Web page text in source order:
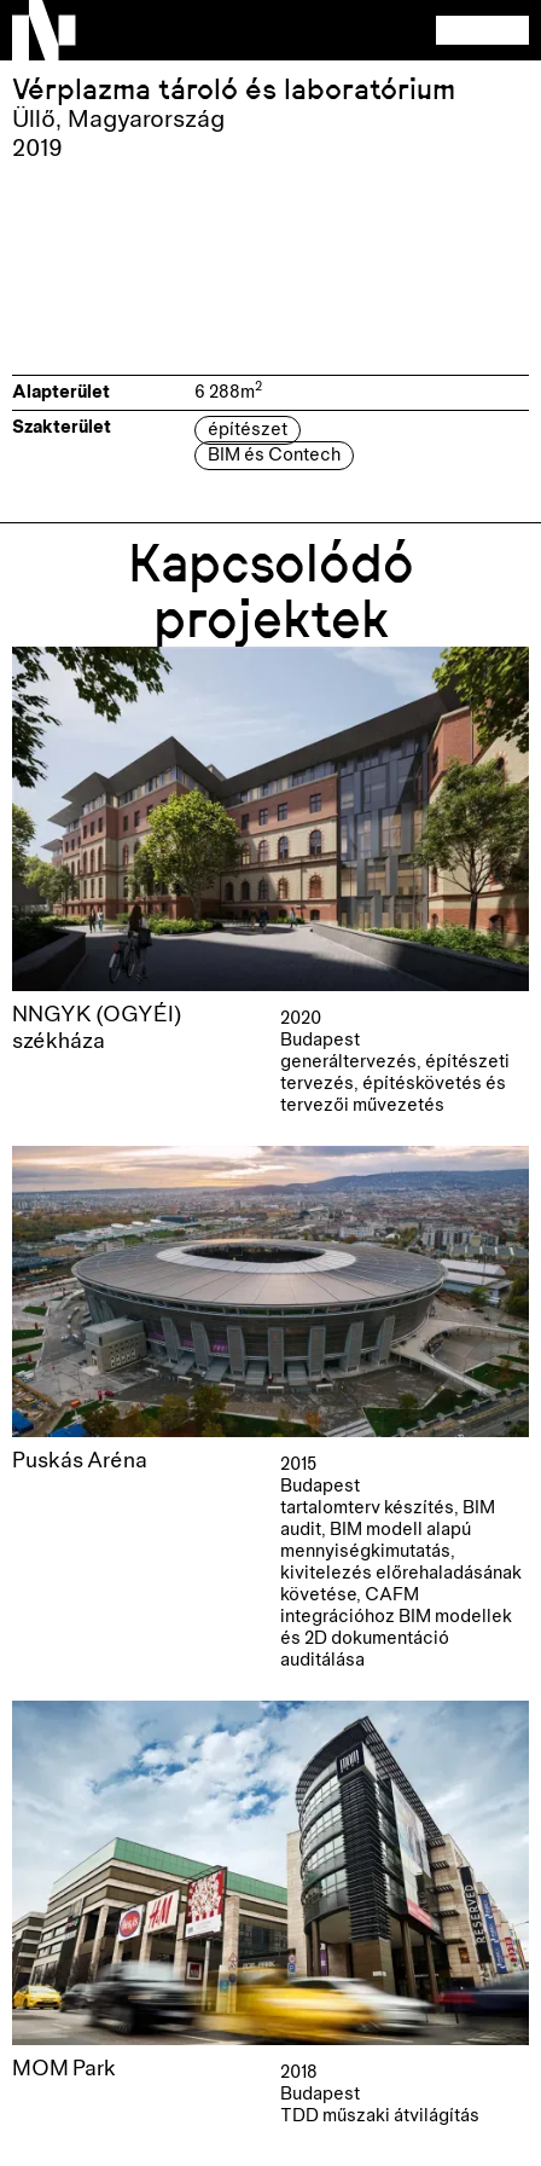
Vérplazma tároló és laboratórium
Üllő, Magyarország
2019
Alapterület 6 288m2
Szakterület
építészet
BIM és Contech
Kapcsolódó
projektek
NNGYK (OGYÉI)
székháza
2020
Budapest
generáltervezés, építészeti
tervezés, építéskövetés és
tervezői művezetés
Puskás Aréna
2015
Budapest
tartalomterv készítés, BIM
audit, BIM modell alapú
mennyiségkimutatás,
kivitelezés előrehaladásának
követése, CAFM
integrációhoz BIM modellek
és 2D dokumentáció
auditálása
MOM Park
2018
Budapest
TDD műszaki átvilágítás